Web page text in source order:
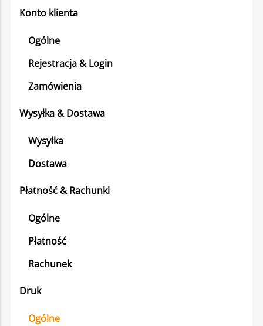
Konto klienta
Ogólne
Rejestracja & Login
Zamówienia
Wysyłka & Dostawa
Wysyłka
Dostawa
Płatność & Rachunki
Ogólne
Płatność
Rachunek
Druk
Ogólne